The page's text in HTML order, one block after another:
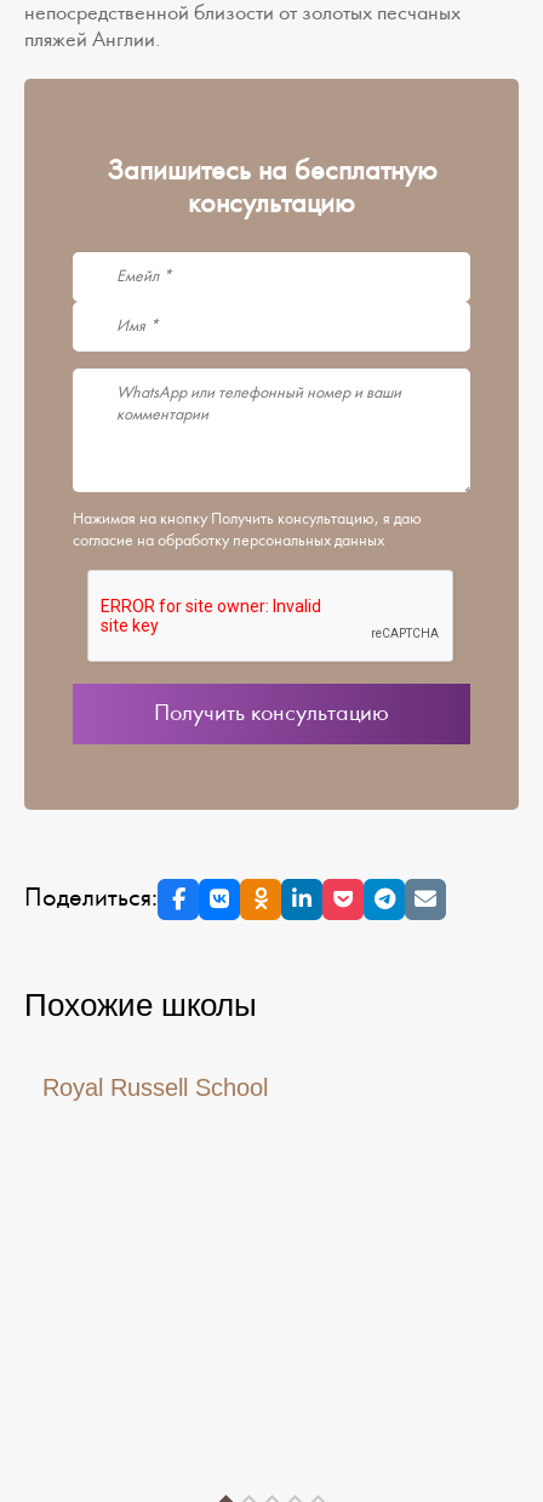
непосредственной близости от золотых песчаных
пляжей Англии.
Запишитесь на бесплатную
консультацию
Нажимая на кнопку Получить консультацию, я даю
согласие на обработку персональных данных
Поделиться:
Похожие школы
Royal Russell School